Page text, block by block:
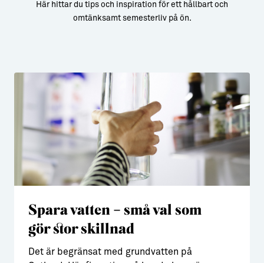
Barn & Familj
Här hittar du tips och inspiration för ett hållbart och
omtänksamt semesterliv på ön.
Spara vatten – små val som
gör stor skillnad
Det är begränsat med grundvatten på